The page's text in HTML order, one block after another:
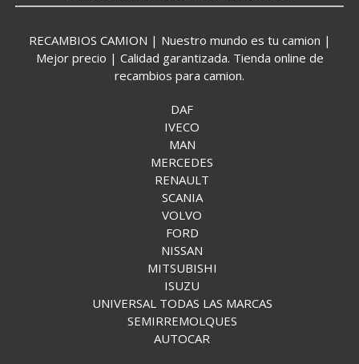
RECAMBIOS CAMION | Nuestro mundo es tu camion |
Mejor precio | Calidad garantizada. Tienda online de
recambios para camion.
DAF
IVECO
MAN
MERCEDES
RENAULT
SCANIA
VOLVO
FORD
NISSAN
MITSUBISHI
ISUZU
UNIVERSAL TODAS LAS MARCAS
SEMIRREMOLQUES
AUTOCAR